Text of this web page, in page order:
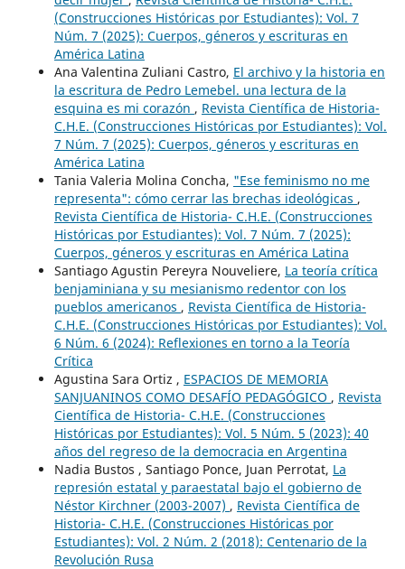
(Construcciones Históricas por Estudiantes): Vol. 7
Núm. 7 (2025): Cuerpos, géneros y escrituras en
América Latina
Ana Valentina Zuliani Castro, El archivo y la historia en
la escritura de Pedro Lemebel. una lectura de la
esquina es mi corazón , Revista Científica de Historia-
C.H.E. (Construcciones Históricas por Estudiantes): Vol.
7 Núm. 7 (2025): Cuerpos, géneros y escrituras en
América Latina
Tania Valeria Molina Concha, "Ese feminismo no me
representa": cómo cerrar las brechas ideológicas ,
Revista Científica de Historia- C.H.E. (Construcciones
Históricas por Estudiantes): Vol. 7 Núm. 7 (2025):
Cuerpos, géneros y escrituras en América Latina
Santiago Agustin Pereyra Nouveliere, La teoría crítica
benjaminiana y su mesianismo redentor con los
pueblos americanos , Revista Científica de Historia-
C.H.E. (Construcciones Históricas por Estudiantes): Vol.
6 Núm. 6 (2024): Reflexiones en torno a la Teoría
Crítica
Agustina Sara Ortiz , ESPACIOS DE MEMORIA
SANJUANINOS COMO DESAFÍO PEDAGÓGICO , Revista
Científica de Historia- C.H.E. (Construcciones
Históricas por Estudiantes): Vol. 5 Núm. 5 (2023): 40
años del regreso de la democracia en Argentina
Nadia Bustos , Santiago Ponce, Juan Perrotat, La
represión estatal y paraestatal bajo el gobierno de
Néstor Kirchner (2003-2007) , Revista Científica de
Historia- C.H.E. (Construcciones Históricas por
Estudiantes): Vol. 2 Núm. 2 (2018): Centenario de la
Revolución Rusa